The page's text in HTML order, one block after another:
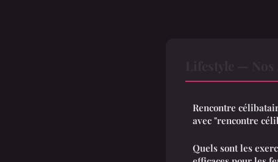
Rencontre
avec "rencontre
Quels sont les